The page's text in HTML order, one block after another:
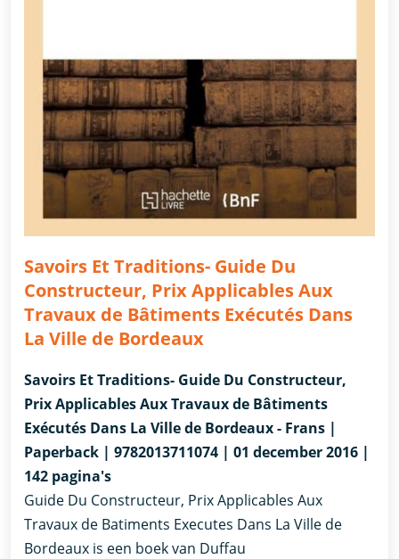
Savoirs Et Traditions- Guide Du
Constructeur, Prix Applicables Aux
Travaux de Bâtiments Exécutés Dans
La Ville de Bordeaux
Savoirs Et Traditions- Guide Du Constructeur,
Prix Applicables Aux Travaux de Bâtiments
Exécutés Dans La Ville de Bordeaux - Frans |
Paperback | 9782013711074 | 01 december 2016 |
142 pagina's
Guide Du Constructeur, Prix Applicables Aux
Travaux de Batiments Executes Dans La Ville de
Bordeaux is een boek van Duffau